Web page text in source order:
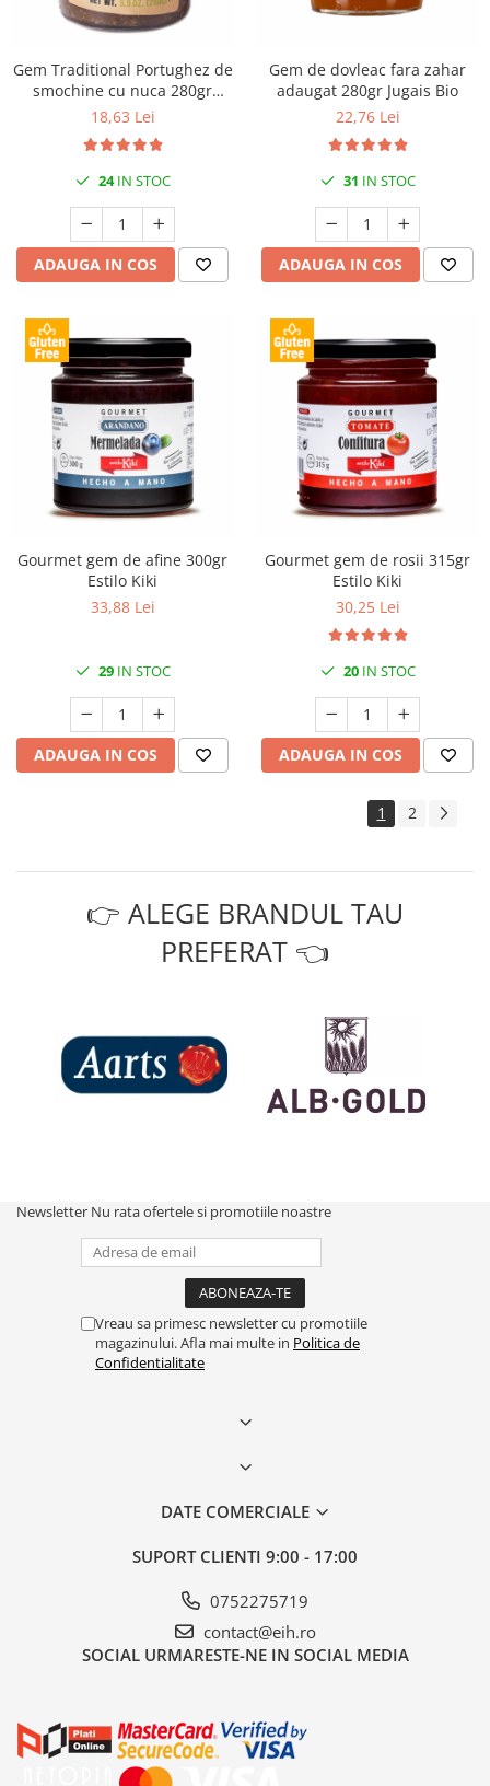
Gem Traditional Portughez de
smochine cu nuca 280gr
Jugais
18,63 Lei
24IN STOC
ADAUGA IN COS
Gem de dovleac fara zahar
adaugat 280gr Jugais Bio
22,76 Lei
31 IN STOC
ADAUGA IN COS
Gourmet gem de afine 300gr
Estilo Kiki
33,88 Lei
29IN STOC
ADAUGA IN COS
Gourmet gem de rosii 315gr
Estilo Kiki
30,25 Lei
20IN STOC
ADAUGA IN COS
1 2
👉 ALEGE BRANDUL TAU
PREFERAT 👈
Newsletter Nu rata ofertele si promotiile noastre
Vreau sa primesc newsletter cu promotiile
magazinului. Afla mai multe in Politica de
Confidentialitate
DATE COMERCIALE
SUPORT CLIENTI 9:00 - 17:00
0752275719
contact@eih.ro
SOCIAL URMARESTE-NE IN SOCIAL MEDIA